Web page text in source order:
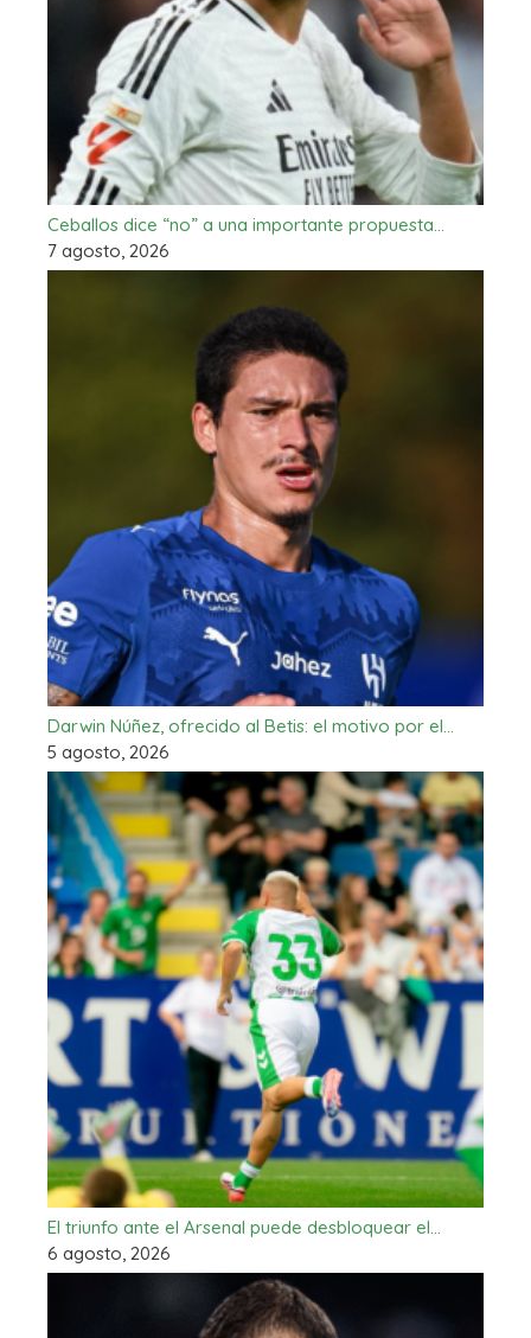
Ceballos dice “no” a una importante propuesta…
7 agosto, 2026
Darwin Núñez, ofrecido al Betis: el motivo por el…
5 agosto, 2026
El triunfo ante el Arsenal puede desbloquear el…
6 agosto, 2026